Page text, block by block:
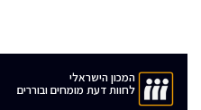
המכון הישראלי
לחוות דעת מומחים ובוררים